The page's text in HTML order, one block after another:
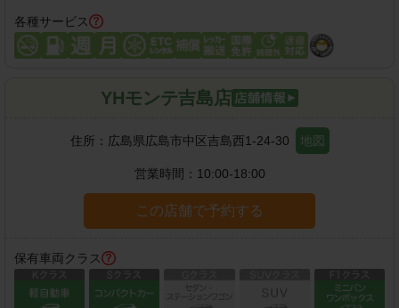
各種サービス
YHモンテ吉島店
住所： 広島県広島市中区吉島西1-24-30 地図
営業時間： 10:00-18:00
この店舗で予約する
保有車両クラス